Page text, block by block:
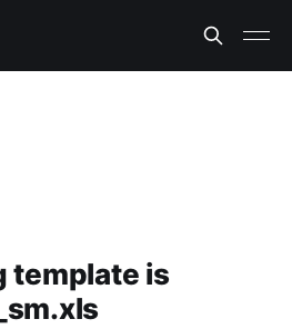
template is